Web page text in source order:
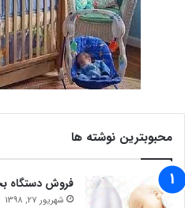
محبوبترین نوشته ها
فروش دستگاه
شهریور 27, 1398